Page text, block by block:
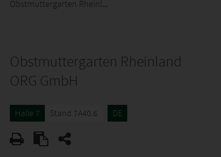
Obstmuttergarten Rheinland ORG GmbH
Obstmuttergarten Rheinland
ORG GmbH
Halle 7 Stand 7A40.6 DE